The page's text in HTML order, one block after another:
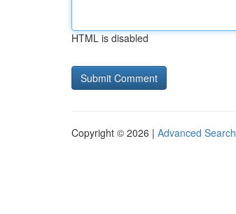
HTML is disabled
Copyright © 2026 | Advanced Search